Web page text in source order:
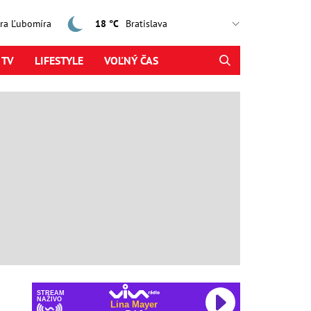
Ľubomíra 18 °C
LIFESTYLE VOĽNÝ ČAS
STREAM
NAŽIVO
Lina Mayer